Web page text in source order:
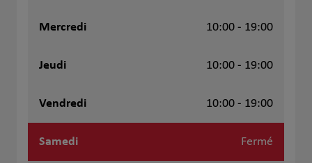
Mercredi 10:00 - 19:00
Jeudi 10:00 - 19:00
Vendredi 10:00 - 19:00
Samedi Fermé